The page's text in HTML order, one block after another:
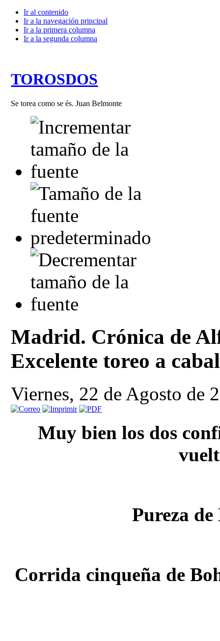
Ir al contenido
Ir a la navegación principal
Ir a la primera columna
Ir a la segunda columna
TOROSDOS
Se torea como se és. Juan Belmonte
Madrid. Crónica de
Excelente toreo a
Viernes, 22 de Agosto de
Muy bien los dos
Pureza
Corrida cinqueña de